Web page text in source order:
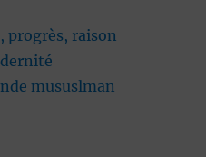
progrès, raison
mususlman